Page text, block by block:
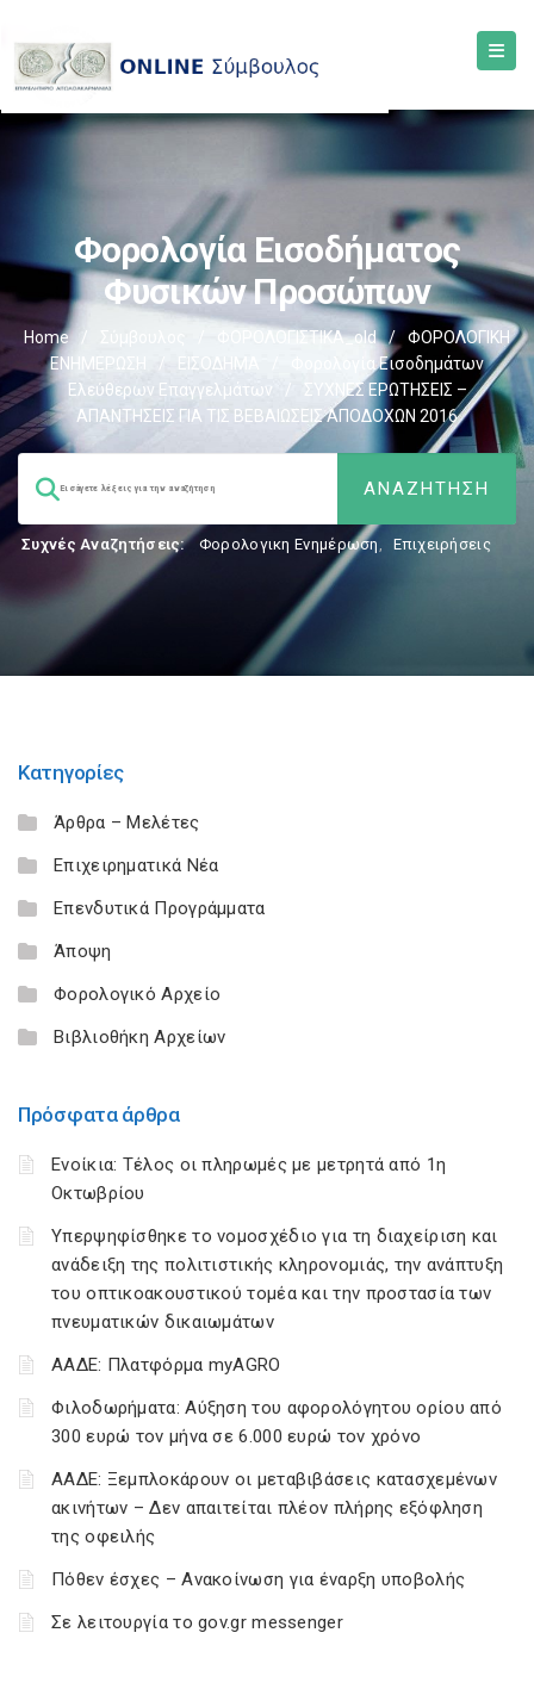
Φορολογία Εισοδήματος
Φυσικών Προσώπων
Home / Σύμβουλος ΦΟΡΟΛΟΓΙΣΤΙΚΑ_old /
ΦΟΡΟΛΟΓΙΚΗ
ΕΝΗΜΕΡΩΣΗ
/ ΕΙΣΟΔΗΜΑ
Φορολογία Εισοδημάτων
Ελεύθερων Επαγγελμάτων
/
ΣΥΧΝΕΣ ΕΡΩΤΗΣΕΙΣ –
ΑΠΑΝΤΗΣΕΙΣ ΓΙΑ ΤΙΣ ΒΕΒΑΙΩΣΕΙΣ ΑΠΟΔΟΧΩΝ 2016
Συχνές Αναζητήσεις: Φορολογικη Ενημέρωση, Επιχειρήσεις
Κατηγορίες
Άρθρα – Μελέτες
Επιχειρηματικά Νέα
Επενδυτικά Προγράμματα
Άποψη
Φορολογικό Αρχείο
Βιβλιοθήκη Αρχείων
Πρόσφατα άρθρα
Ενοίκια: Τέλος οι πληρωμές με μετρητά από 1η
Οκτωβρίου
Υπερψηφίσθηκε το νομοσχέδιο για τη διαχείριση και
ανάδειξη της πολιτιστικής κληρονομιάς, την ανάπτυξη
του οπτικοακουστικού τομέα και την προστασία των
πνευματικών δικαιωμάτων
ΑΑΔΕ: Πλατφόρμα myAGRO
Φιλοδωρήματα: Αύξηση του αφορολόγητου ορίου από
300 ευρώ τον μήνα σε 6.000 ευρώ τον χρόνο
ΑΑΔΕ: Ξεμπλοκάρουν οι μεταβιβάσεις κατασχεμένων
ακινήτων – Δεν απαιτείται πλέον πλήρης εξόφληση
της οφειλής
Πόθεν έσχες – Ανακοίνωση για έναρξη υποβολής
Σε λειτουργία το gov.gr messenger